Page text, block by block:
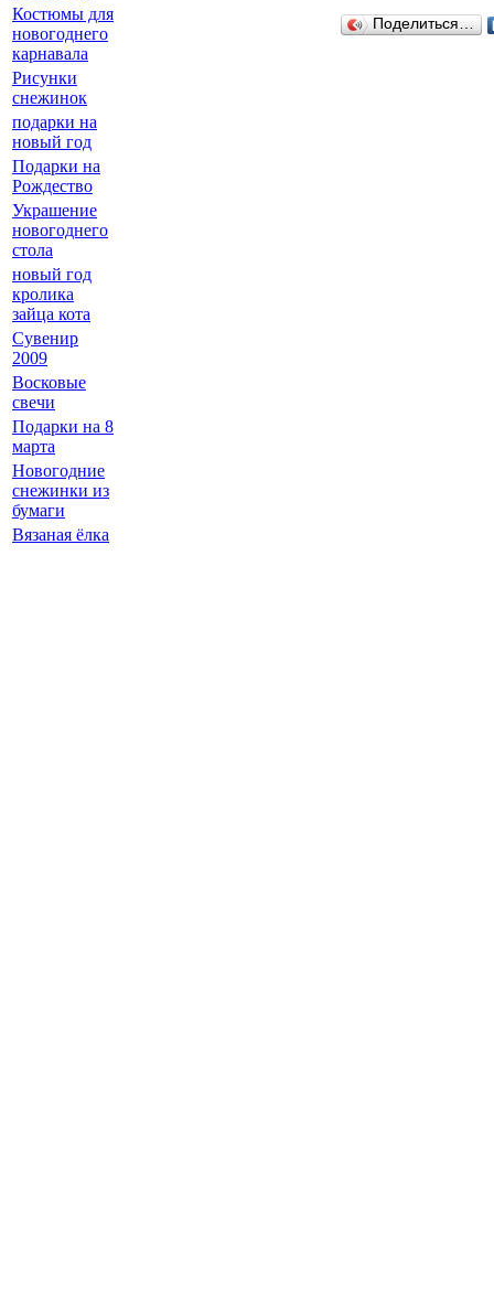
Поделиться…
Костюмы для
новогоднего
карнавала
Рисунки
снежинок
подарки на
новый год
Подарки на
Рождество
Украшение
новогоднего
стола
новый год
кролика
зайца кота
Сувенир
2009
Восковые
свечи
Подарки на 8
марта
Новогодние
снежинки из
бумаги
Вязаная ёлка